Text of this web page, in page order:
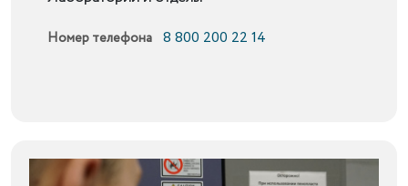
Номер телефона 8 800 200 22 14